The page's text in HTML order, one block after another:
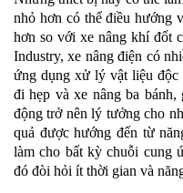
nhỏ hơn có thể điều hướng
hơn so với xe nâng khí đốt
Industry, xe nâng điện có
ứng dụng xử lý vật liệu độc
đi hẹp và xe nâng ba
động trở nên lý tưởng cho
quả được hướng đến từ
làm cho bất kỳ chuỗi cung
đó đòi hỏi ít thời gian và